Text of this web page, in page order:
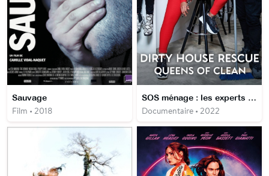
Sauvage
Film • 2018
SOS ménage : les experts à la rescousse
Documentaire • 2022